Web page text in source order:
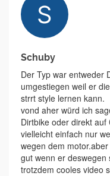
Schuby
Der Typ war entweder
umgestiegen weil er
strrt style lernen kann.
vond aher würd ich
Dirtbike oder direkt
vielleicht einfach nur
wegen dem
gut wenn er deswegen
trotzdem cooles video